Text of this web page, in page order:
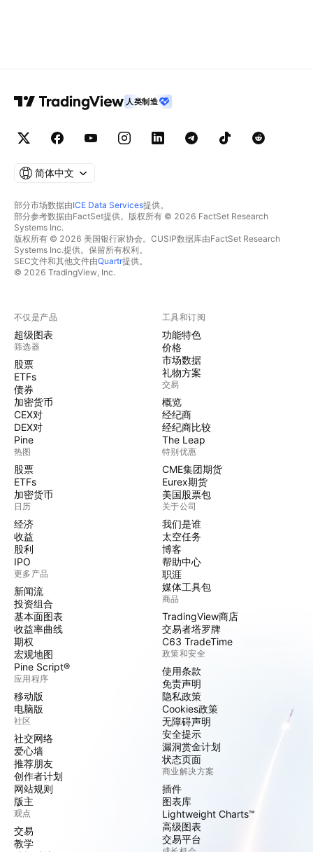
人类制造
简体中文
部分市场数据由ICE Data Services提供。
部分参考数据由FactSet提供。版权所有 © 2026 FactSet Research
Systems Inc.
版权所有 © 2026 美国银行家协会。CUSIP数据库由FactSet Research
Systems Inc.提供。保留所有权利。
SEC文件和其他文件由Quartr提供。
© 2026 TradingView, Inc.
不仅是产品
超级图表
筛选器
股票
ETFs
债券
加密货币
CEX对
DEX对
Pine
热图
股票
ETFs
加密货币
日历
经济
收益
股利
IPO
更多产品
新闻流
投资组合
基本面图表
收益率曲线
期权
宏观地图
Pine Script®
应用程序
移动版
电脑版
社区
社交网络
爱心墙
推荐朋友
创作者计划
网站规则
版主
观点
交易
教学
工具和订阅
功能特色
价格
市场数据
礼物方案
交易
概览
经纪商
经纪商比较
The Leap
特别优惠
CME集团期货
Eurex期货
美国股票包
关于公司
我们是谁
太空任务
博客
帮助中心
职涯
媒体工具包
商品
TradingView商店
交易者塔罗牌
C63 TradeTime
政策和安全
使用条款
免责声明
隐私政策
Cookies政策
无障碍声明
安全提示
漏洞赏金计划
状态页面
商业解决方案
插件
图表库
Lightweight Charts™
高级图表
交易平台